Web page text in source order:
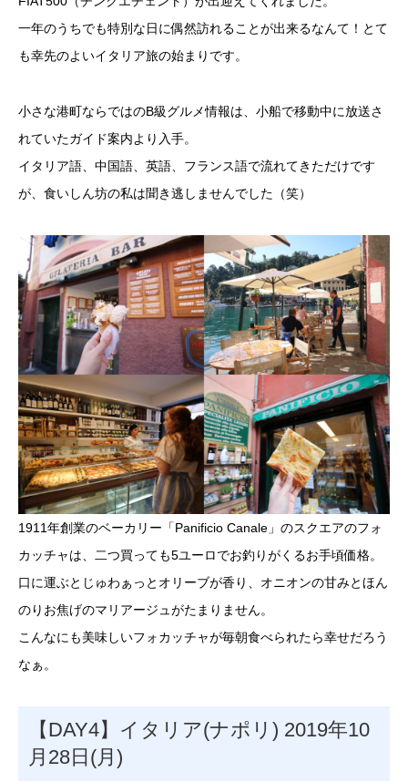
一年のうちでも特別な日に偶然訪れることが出来るなんて！とて
も幸先のよいイタリア旅の始まりです。
小さな港町ならではのB級グルメ情報は、小船で移動中に放送さ
れていたガイド案内より入手。
イタリア語、中国語、英語、フランス語で流れてきただけです
が、食いしん坊の私は聞き逃しませんでした（笑）
1911年創業のベーカリー「Panificio Canale」のスクエアのフォ
カッチャは、二つ買っても5ユーロでお釣りがくるお手頃価格。
口に運ぶとじゅわぁっとオリーブが香り、オニオンの甘みとほん
のりお焦げのマリアージュがたまりません。
こんなにも美味しいフォカッチャが毎朝食べられたら幸せだろう
なぁ。
【DAY4】イタリア(ナポリ) 2019年10
月28日(月)